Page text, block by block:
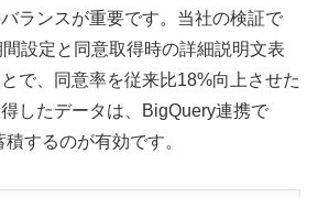
ランスが重要です。当社の検証で
設定と同意取得時の詳細説明文表
で、同意率を従来比18%向上させた
したデータは、BigQuery連携で
するのが有効です。